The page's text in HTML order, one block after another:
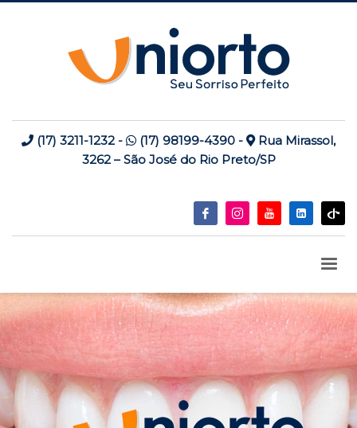
(17) 3211-1232 - (17) 98199-4390 -
Rua Mirassol,
3262 – São José do Rio Preto/SP